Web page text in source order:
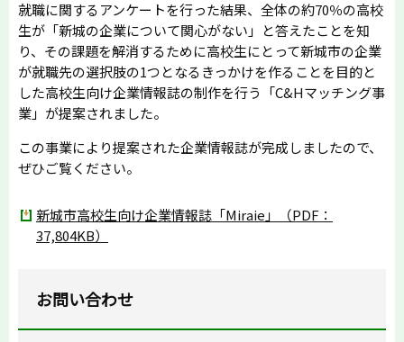
就職に関するアンケートを行った結果、全体の約70％の高校
生が「新城の企業について関心がない」と答えたことを知
り、その課題を解消するために高校生にとって新城市の企業
が就職先の選択肢の1つとなるきっかけを作ることを目的と
した高校生向け企業情報誌の制作を行う「C&Hマッチング事
業」が提案されました。
この事業により提案された企業情報誌が完成しましたので、
ぜひご覧ください。
新城市高校生向け企業情報誌「Miraie」（PDF：
37,804KB）
お問い合わせ